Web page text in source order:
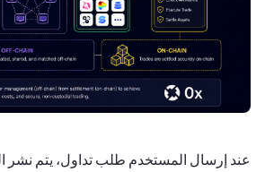
عند إرسال المستخدم طلب تداول، يتم نشر